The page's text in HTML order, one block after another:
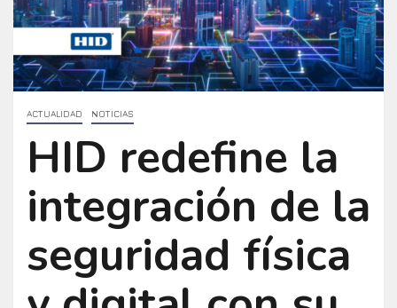
ACTUALIDAD NOTICIAS
HID redefine la
integración de la
seguridad física